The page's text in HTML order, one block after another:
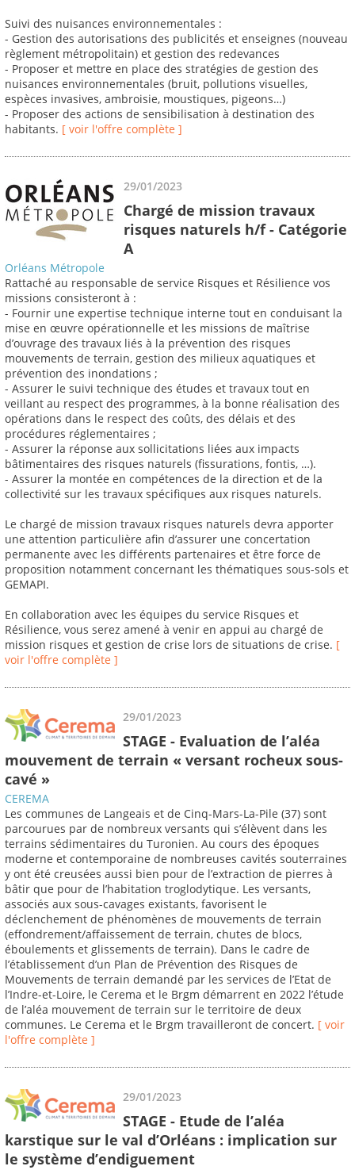
Suivi des nuisances environnementales :
- Gestion des autorisations des publicités et enseignes (nouveau
règlement métropolitain) et gestion des redevances
- Proposer et mettre en place des stratégies de gestion des
nuisances environnementales (bruit, pollutions visuelles,
espèces invasives, ambroisie, moustiques, pigeons…)
- Proposer des actions de sensibilisation à destination des
habitants. [ voir l'offre complète ]
29/01/2023
Chargé de mission travaux
risques naturels h/f - Catégorie
A
Orléans Métropole
Rattaché au responsable de service Risques et Résilience vos
missions consisteront à :
- Fournir une expertise technique interne tout en conduisant la
mise en œuvre opérationnelle et les missions de maîtrise
d’ouvrage des travaux liés à la prévention des risques
mouvements de terrain, gestion des milieux aquatiques et
prévention des inondations ;
- Assurer le suivi technique des études et travaux tout en
veillant au respect des programmes, à la bonne réalisation des
opérations dans le respect des coûts, des délais et des
procédures réglementaires ;
- Assurer la réponse aux sollicitations liées aux impacts
bâtimentaires des risques naturels (fissurations, fontis, …).
- Assurer la montée en compétences de la direction et de la
collectivité sur les travaux spécifiques aux risques naturels.
Le chargé de mission travaux risques naturels devra apporter
une attention particulière afin d’assurer une concertation
permanente avec les différents partenaires et être force de
proposition notamment concernant les thématiques sous-sols et
GEMAPI.
En collaboration avec les équipes du service Risques et
Résilience, vous serez amené à venir en appui au chargé de
mission risques et gestion de crise lors de situations de crise. [
voir l'offre complète ]
29/01/2023
STAGE - Evaluation de l’aléa
mouvement de terrain « versant rocheux sous-
cavé »
CEREMA
Les communes de Langeais et de Cinq-Mars-La-Pile (37) sont
parcourues par de nombreux versants qui s’élèvent dans les
terrains sédimentaires du Turonien. Au cours des époques
moderne et contemporaine de nombreuses cavités souterraines
y ont été creusées aussi bien pour de l’extraction de pierres à
bâtir que pour de l’habitation troglodytique. Les versants,
associés aux sous-cavages existants, favorisent le
déclenchement de phénomènes de mouvements de terrain
(effondrement/affaissement de terrain, chutes de blocs,
éboulements et glissements de terrain). Dans le cadre de
l’établissement d’un Plan de Prévention des Risques de
Mouvements de terrain demandé par les services de l’Etat de
l’Indre-et-Loire, le Cerema et le Brgm démarrent en 2022 l’étude
de l’aléa mouvement de terrain sur le territoire de deux
communes. Le Cerema et le Brgm travailleront de concert. [ voir
l'offre complète ]
29/01/2023
STAGE - Etude de l’aléa
karstique sur le val d’Orléans : implication sur
le système d’endiguement